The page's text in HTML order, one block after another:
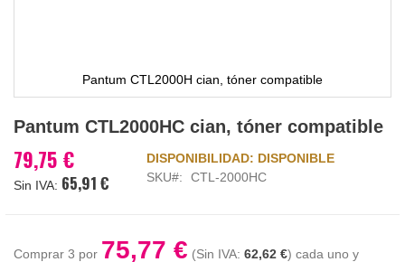
Pantum CTL2000H cian, tóner compatible
al
de
la
Pantum CTL2000HC cian, tóner compatible
79,75 €
65,91 €
DISPONIBILIDAD: DISPONIBLE
SKU
CTL-2000HC
Comprar 3 por 75,77 € 62,62 € cada uno y